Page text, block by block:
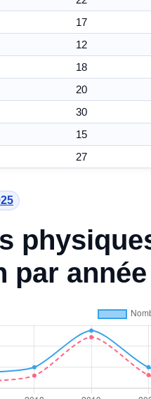
17
12
18
20
30
15
27
par année